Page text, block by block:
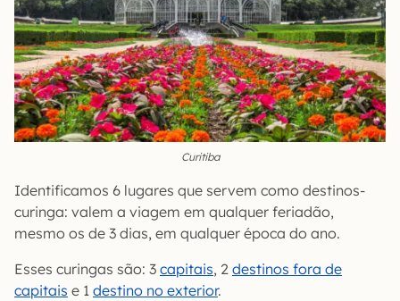
Curitiba
Identificamos 6 lugares que servem como destinos-
curinga: valem a viagem em qualquer feriadão,
mesmo os de 3 dias, em qualquer época do ano.
Esses curingas são: 3 capitais, 2 destinos fora de
capitais e 1 destino no exterior.